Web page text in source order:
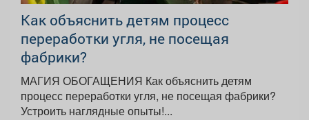
Как объяснить детям процесс
переработки угля, не посещая
фабрики?
МАГИЯ ОБОГАЩЕНИЯ Как объяснить детям
процесс переработки угля, не посещая фабрики?
Устроить наглядные опыты!...